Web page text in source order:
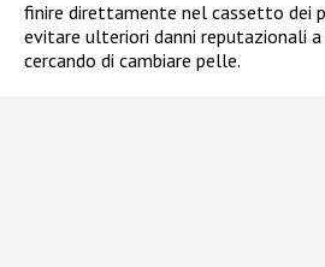
finire direttamente nel cassetto dei
evitare ulteriori danni reputazionali a
cercando di cambiare pelle.